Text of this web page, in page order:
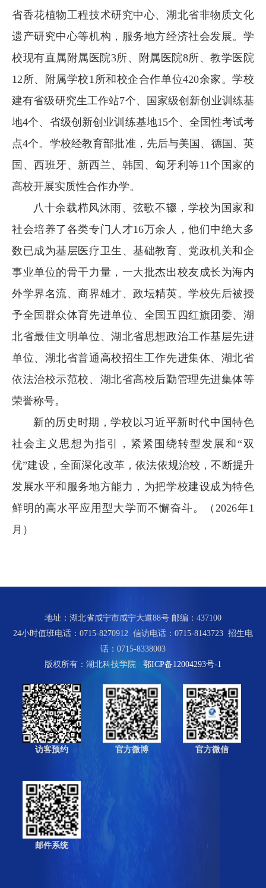
省香花植物工程技术研究中心、湖北省非物质文化
遗产研究中心等机构，服务地方经济社会发展。学
校现有直属附属医院3所、附属医院8所、教学医院
12所、附属学校1所和校企合作单位420余家。学校
建有省级研究生工作站7个、国家级创新创业训练基
地4个、省级创新创业训练基地15个、全国性考试考
点4个。学校经教育部批准，先后与美国、德国、英
国、西班牙、新西兰、韩国、匈牙利等11个国家的
高校开展实质性合作办学。
八十余载栉风沐雨、弦歌不辍，学校为国家和
社会培养了各类专门人才16万余人，他们中绝大多
数已成为基层医疗卫生、基础教育、党政机关和企
事业单位的骨干力量，一大批杰出校友成长为海内
外学界名流、商界雄才、政坛精英。学校先后被授
予全国群众体育先进单位、全国五四红旗团委、湖
北省最佳文明单位、湖北省思想政治工作基层先进
单位、湖北省普通高校招生工作先进集体、湖北省
依法治校示范校、湖北省高校后勤管理先进集体等
荣誉称号。
新的历史时期，学校以习近平新时代中国特色
社会主义思想为指引，紧紧围绕转型发展和“双
优”建设，全面深化改革，依法依规治校，不断提升
发展水平和服务地方能力，为把学校建设成为特色
鲜明的高水平应用型大学而不懈奋斗。（2026年1
月）
地址：湖北省咸宁市咸宁大道88号 邮编：437100
24小时值班电话：0715-8270912 信访电话：0715-8143723 招生电
话：0715-8338003
版权所有：湖北科技学院 鄂ICP备12004293号-1
访客预约 官方微博 官方微信
邮件系统